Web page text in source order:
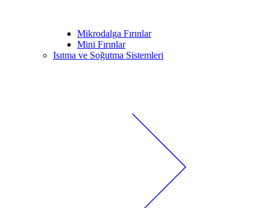
Mikrodalga Fırınlar
Mini Fırınlar
Isıtma ve Soğutma Sistemleri